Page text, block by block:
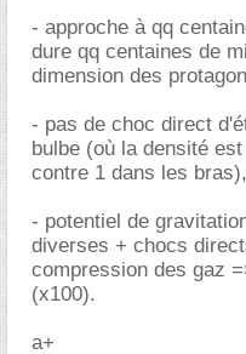
- approche à qq
dure qq centaines de
dimension des
- pas de choc direct
bulbe (où la densité
contre 1 dans les bras),
- potentiel de
diverses + chocs
compression des gaz
(x100).
a+